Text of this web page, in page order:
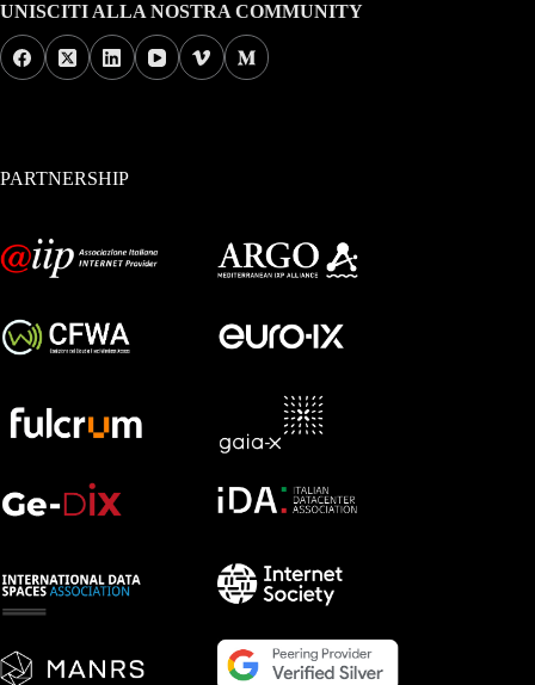
UNISCITI ALLA NOSTRA COMMUNITY
PARTNERSHIP